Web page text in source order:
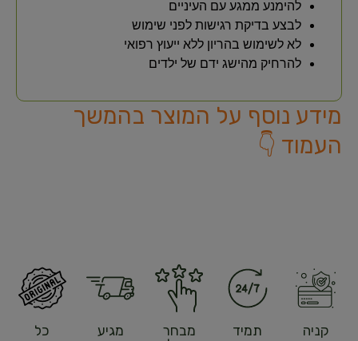
להימנע ממגע עם העיניים
לבצע בדיקת רגישות לפני שימוש
לא לשימוש בהריון ללא ייעוץ רפואי
להרחיק מהישג ידם של ילדים
מידע נוסף על המוצר בהמשך
העמוד 👇
קניה
תמיד
מבחר
מגיע
כל